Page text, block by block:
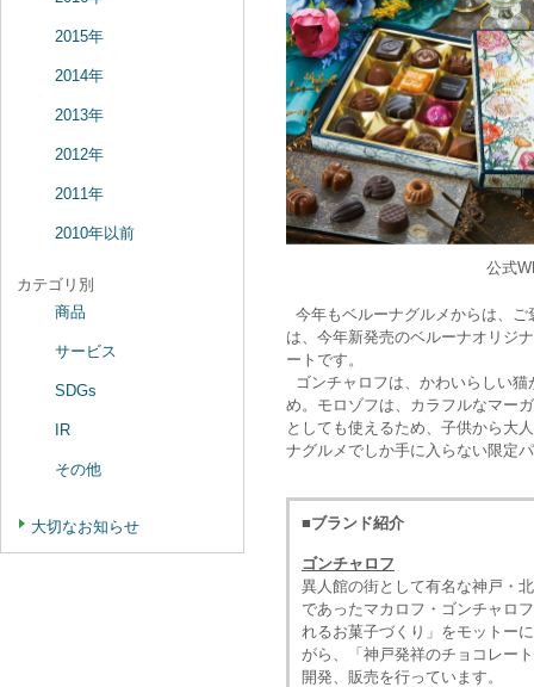
公式
今年もベルーナグルメからは、
は、今年新発売のベルーナオリジ
ートです。
ゴンチャロフは、かわいらしい
め。モロゾフは、カラフルなマー
としても使えるため、子供から大
ナグルメでしか手に入らない限定
■ブランド紹介
ゴンチャロフ
異人館の街として有名な神戸・
であったマカロフ・ゴンチャロ
れるお菓子づくり」をモットー
がら、「神戸発祥のチョコレー
開発、販売を行っています。
2015年
2014年
2013年
2012年
2011年
2010年以前
カテゴリ別
商品
サービス
SDGs
IR
その他
大切なお知らせ